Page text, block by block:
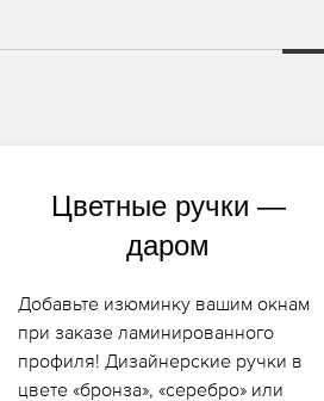
Цветные ручки —
даром
Добавьте изюминку вашим окнам
при заказе ламинированного
профиля! Дизайнерские ручки в
цвете «бронза», «серебро» или